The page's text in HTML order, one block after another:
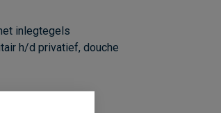
inlegtegels
h/d privatief, douche